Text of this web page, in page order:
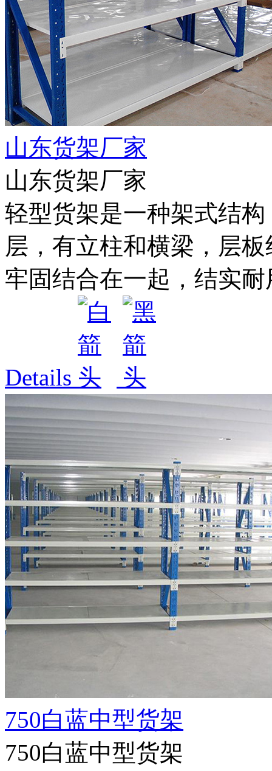
山东货架厂家
山东货架厂家
轻型货架是一种架式结
层，有立柱和横梁，层
牢固结合在一起，结实
Details
750白蓝中型货架
750白蓝中型货架